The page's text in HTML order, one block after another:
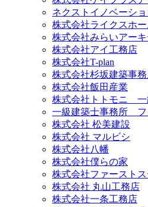
ネクストイノベーシ
株式会社ライクスホー
株式会社みらいアーキ
株式会社アイ工務店
株式会社T-plan
株式会社杉坂建築事
株式会社飯田産業
株式会社トトモニ 一
一級建築士事務所 フ
株式会社 松美建設
株式会社 マルビシ
株式会社八幡
株式会社僕らの家
株式会社ファースト
株式会社 丸山工務店
株式会社一条工務店